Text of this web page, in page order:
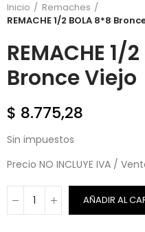
Inicio
Remaches
REMACHE 1/2 BOLA 8*8
REMACHE 1/
Bronce Viejo
$ 8.775,28
Sin impuestos
Precio NO INCLUYE IVA /
AÑADIR AL